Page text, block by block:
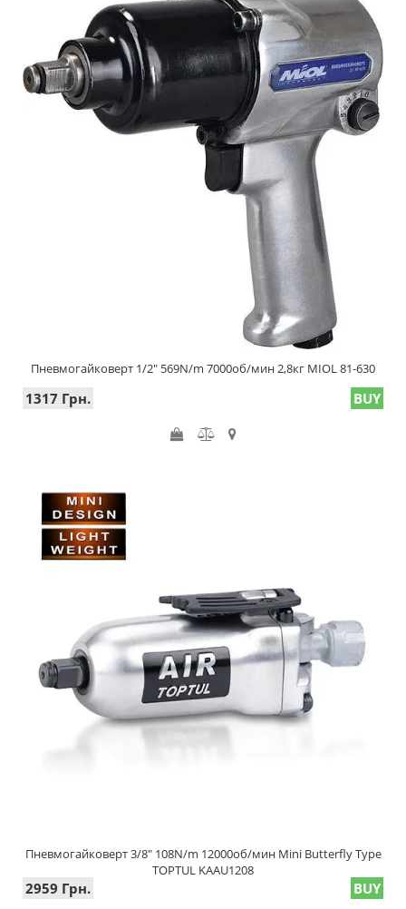
Пневмогайковерт 1/2" 569N/m 7000об/мин 2,8кг MIOL 81-630
1317 Грн. BUY
Пневмогайковерт 3/8" 108N/m 12000об/мин Mini Butterfly Type
TOPTUL KAAU1208
2959 Грн. BUY